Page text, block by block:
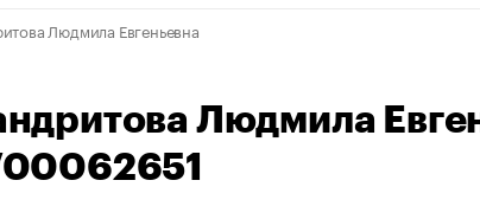
Людмила Евгеньевна
Людмила